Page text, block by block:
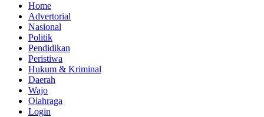
Home
Advertorial
Nasional
Politik
Pendidikan
Peristiwa
Hukum & Kriminal
Daerah
Wajo
Olahraga
Login